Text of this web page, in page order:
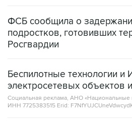
ФСБ сообщила о
подростков, готовивших
Росгвардии
Беспилотные технологии и
электросетевых объектов
Социальная реклама, АНО «Национальные
ИНН 7725383515 Erid: